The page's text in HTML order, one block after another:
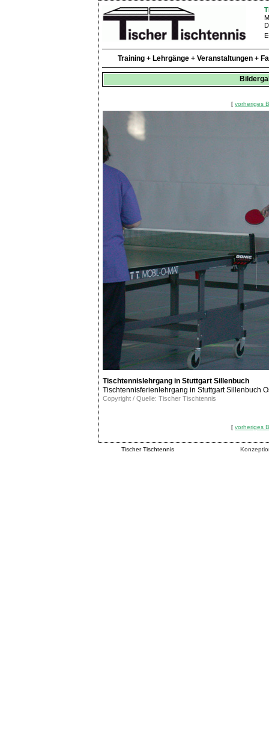
Training + Lehrgänge + Veranstaltungen +
[ vorheriges
Tischtennislehrgang in Stuttgart Sillenbuch
Tischtennisferienlehrgang in Stuttgart Sillenbuch
Copyright / Quelle: Tischer Tischtennis
[ vorheriges
Tischer Tischtennis